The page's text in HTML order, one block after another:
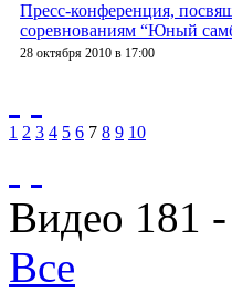
Пресс-конференция,
соревнованиям “Юный
28 октября 2010 в 17:00
1 2 3 4 5 6 7 8 9 10
Видео 181
Все